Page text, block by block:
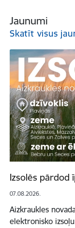
Jaunumi
Skatīt visus
Izsolēs pārdod
07.08.2026.
Aizkraukles
elektronisko